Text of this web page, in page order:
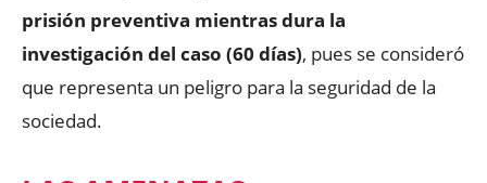
prisión preventiva mientras dura la
investigación del caso (60 días), pues se consideró
que representa un peligro para la seguridad de la
sociedad.